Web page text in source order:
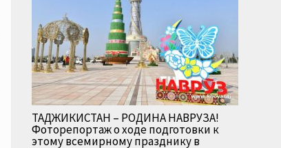
ТАДЖИКИСТАН – РОДИНА НАВРУЗА!
Фоторепортаж о ходе подготовки к
этому всемирному празднику в